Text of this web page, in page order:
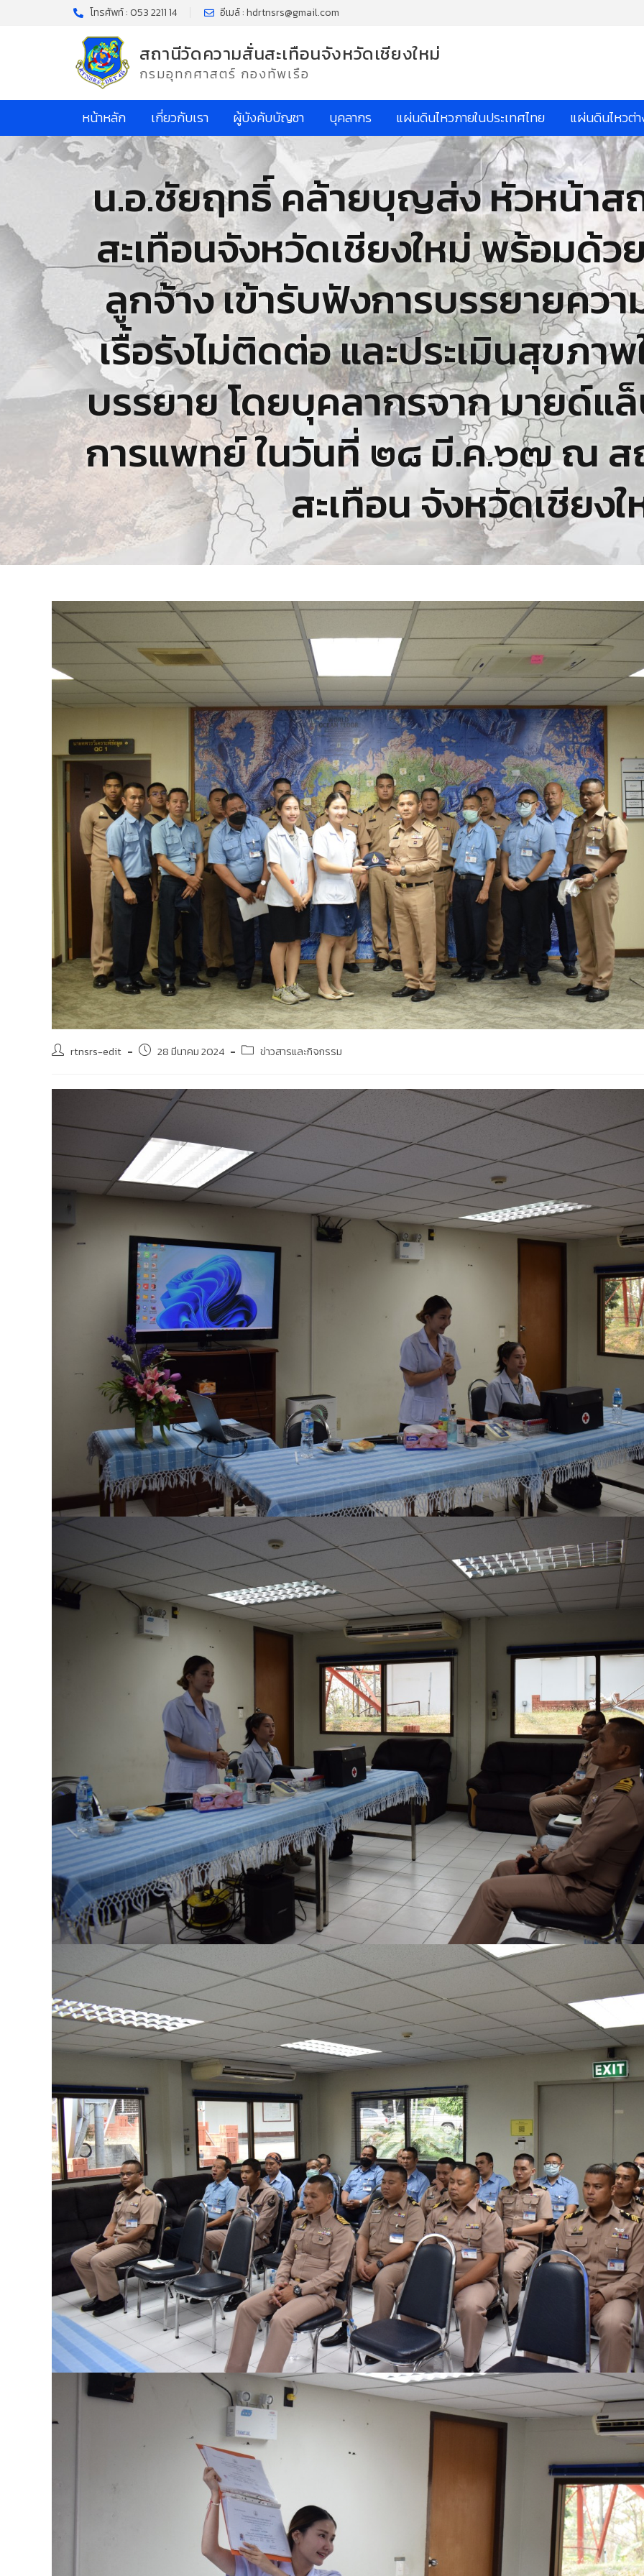
โทรศัพท์ : 053 2211 14 อีเมล์ : hdrtnsrs@gmail.com
สถานีวัดความสั่นสะเทือนจังหวัดเชียงใหม่
กรมอุทกศาสตร์ กองทัพเรือ
หน้าหลัก เกี่ยวกับเรา ผู้บังคับบัญชา บุคลากร แผ่นดินไหวภายในประเทศไทย แผ่นดินไหวต่า
น.อ.ชัยฤทธิ์ คล้ายบุญส่ง หัวหน้าส
สะเทือนจังหวัดเชียงใหม่ พร้อมด้ว
ลูกจ้าง เข้ารับฟังการบรรยายควา
เรื้อรังไม่ติดต่อ และประเมินสุขภา
บรรยาย โดยบุคลากรจาก มายด์แ
การแพทย์ ในวันที่ ๒๘ มี.ค.๖๗ ณ
สะเทือน จังหวัดเชียง
rtnsrs-edit 28 มีนาคม 2024 ข่าวสารและกิจกรรม